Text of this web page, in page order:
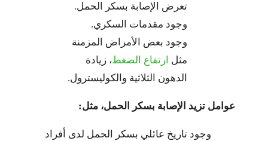
تعرض الإصابة بسكر الحمل.
وجود مقدمات السكري.
وجود بعض الأمراض المزمنة
مثل ارتفاع الضغط، زيادة
الدهون الثلاثية والكوليسترول.
عوامل تزيد الإصابة بسكر الحمل، مثل:
وجود تاريخ عائلي بسكر الحمل لدى أفراد